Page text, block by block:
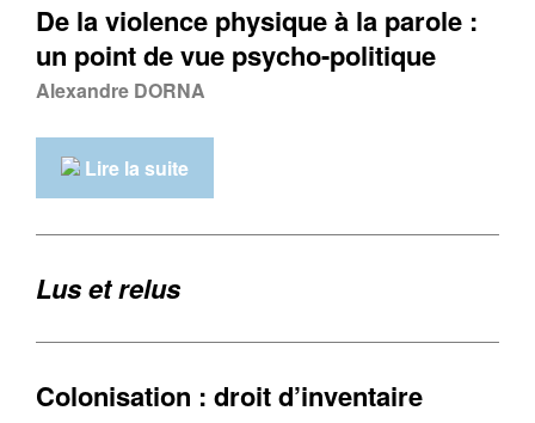
De la violence physique à la parole :
un point de vue psycho-politique
Alexandre DORNA
Lire la suite
Lus et relus
Colonisation : droit d’inventaire